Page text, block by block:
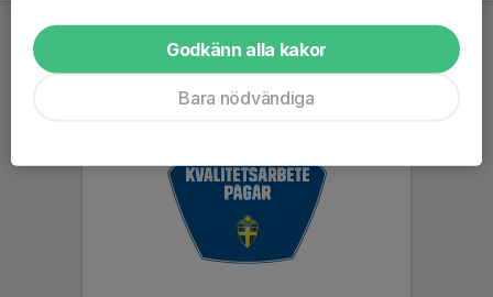
Godkänn alla kakor
Bara nödvändiga